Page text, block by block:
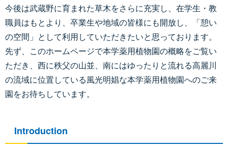
今後は武蔵野に育まれた草木をさらに充実し、在学生・教
職員はもとより、卒業生や地域の皆様にも開放し、「憩い
の空間」として利用していただきたいと思っております。
先ず、このホームページで本学薬用植物園の概略をご覧い
ただき、西に秩父の山並、南にはゆったりと流れる高麗川
の流域に位置している風光明娼な本学薬用植物園へのご来
園をお待ちしています。
Introduction